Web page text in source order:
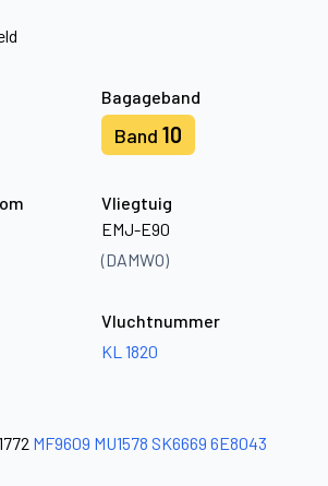
Bagageband
Band 10
Vliegtuig
EMJ-E90
(DAMWO)
Vluchtnummer
KL 1820
MF9609 MU1578 SK6669 6E8043